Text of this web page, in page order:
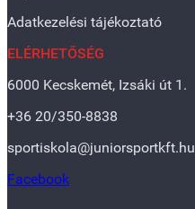
Adatkezelési tájékoztató
ELÉRHETŐSÉG
6000 Kecskemét, Izsáki út 1.
+36 20/350-8838
sportiskola@juniorsportkft.hu
Facebook